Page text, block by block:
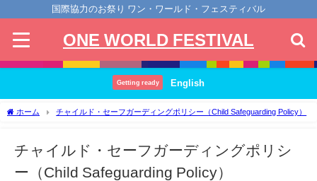
国際協力のお祭り ワン・ワールド・フェスティバル
ONE WORLD FESTIVAL
Getting ready English
ホーム チャイルド・セーフガーディングポリシー（Child Safeguarding Policy）
チャイルド・セーフガーディングポリシ
ー（Child Safeguarding Policy）